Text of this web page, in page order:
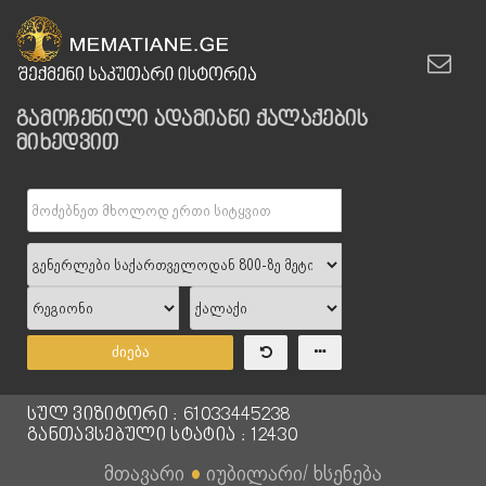
გამოჩენილი ადამიანი ქალაქების
მიხედვით
ძიება
სულ ვიზიტორი : 61033445238
განთავსებული სტატია : 12430
მთავარი ● იუბილარი/ ხსენება